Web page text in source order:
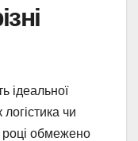
ідеальної
чи
році обмежено